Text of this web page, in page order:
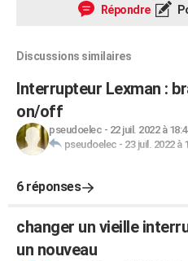
Répondre
Discussions similaires
Interrupteur Lexman :
on/off
pseudoelec - 22 juil. 2022 à
pseudoelec - 23 juil. 2022 à
6 réponses
changer un vieille
un nouveau